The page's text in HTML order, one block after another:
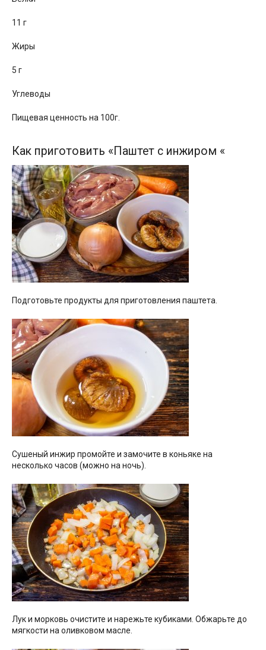
11 г
Жиры
5 г
Углеводы
Пищевая ценность на 100г.
Как приготовить «Паштет с инжиром «
Подготовьте продукты для приготовления паштета.
Сушеный инжир промойте и замочите в коньяке на
несколько часов (можно на ночь).
Лук и морковь очистите и нарежьте кубиками. Обжарьте до
мягкости на оливковом масле.